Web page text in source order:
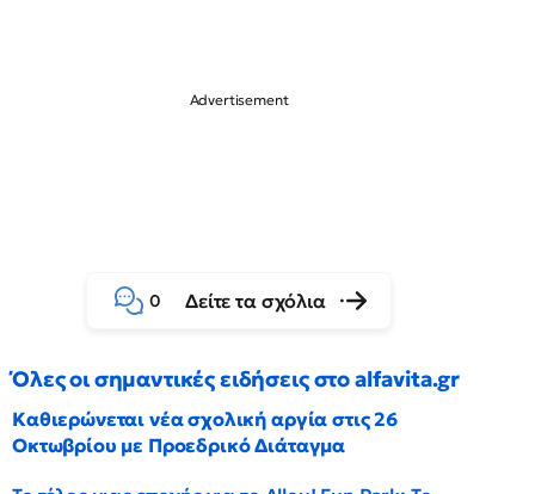
0 Δείτε τα σχόλια
Όλες οι σημαντικές ειδήσεις στο alfavita.gr
Καθιερώνεται νέα σχολική αργία στις 26
Οκτωβρίου με Προεδρικό Διάταγμα